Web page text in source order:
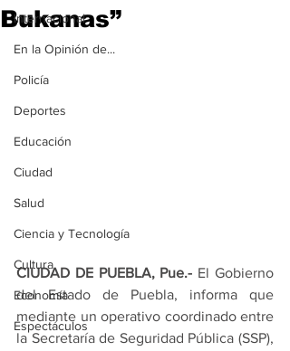
Internacional
En la Opinión de...
Policía
Deportes
Educación
Ciudad
Salud
Ciencia y Tecnología
Cultura
Economía
Espectáculos
Bukanas”
CIUDAD DE PUEBLA, Pue.- El Gobierno
del Estado de Puebla, informa que
mediante un operativo coordinado entre
la Secretaría de Seguridad Pública (SSP),